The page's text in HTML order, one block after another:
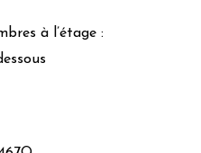
à l’étage :